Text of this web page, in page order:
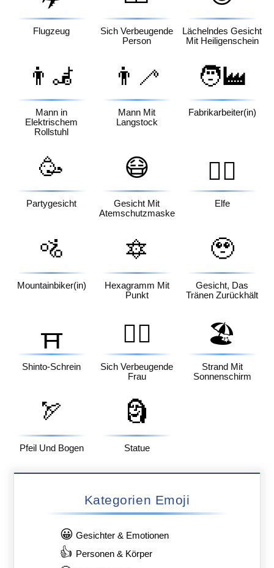
Flugzeug
Sich Verbeugende
Person
Lächelndes Gesicht
Mit Heiligenschein
👨‍🦼
Mann in
Elektrischem
Rollstuhl
👨‍🦯
Mann Mit
Langstock
🧑‍🏭
Fabrikarbeiter(in)
🥳
Partygesicht
😷
Gesicht Mit
Atemschutzmaske
🧝‍♀️
Elfe
🚵
Mountainbiker(in)
🔯
Hexagramm Mit
Punkt
🥹
Gesicht, Das
Tränen Zurückhält
⛩️
Shinto-Schrein
🙇‍♀️
Sich Verbeugende
Frau
🏖️
Strand Mit
Sonnenschirm
🏹
Pfeil Und Bogen
🗿
Statue
Kategorien Emoji
😀 Gesichter & Emotionen
👍 Personen & Körper